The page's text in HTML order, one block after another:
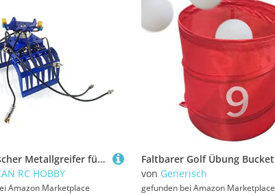
Hydraulischer Metallgreifer für Heimwerker 1/14 946 946-3 Kettenrad-Rc-Bagger Modell
RC HOBBY
Amazon Marketplace
von Generisch
gefunden bei Amazon Marketplace